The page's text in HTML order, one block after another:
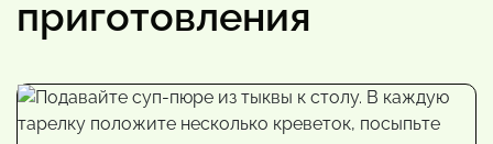
приготовления